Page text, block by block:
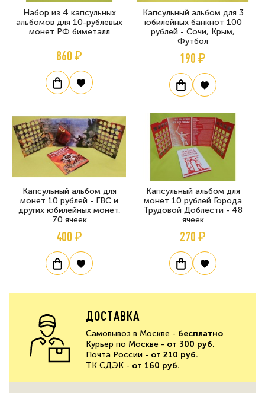
Набор из 4 капсульных
альбомов для 10-рублевых
монет РФ биметалл
860 ₽
Капсульный альбом для 3
юбилейных банкнот 100
рублей - Сочи, Крым,
Футбол
190 ₽
Капсульный альбом для
монет 10 рублей - ГВС и
других юбилейных монет,
70 ячеек
400 ₽
Капсульный альбом для
монет 10 рублей Города
Трудовой Доблести - 48
ячеек
270 ₽
ДОСТАВКА
Самовывоз в Москве - бесплатно
Курьер по Москве - от 300 руб.
Почта России - от 210 руб.
ТК СДЭК - от 160 руб.